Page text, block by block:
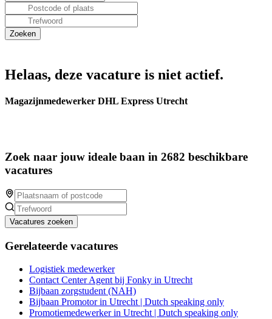
Helaas, deze vacature is niet actief.
Magazijnmedewerker DHL Express Utrecht
Zoek naar jouw ideale baan in 2682 beschikbare
vacatures
Vacatures zoeken
Gerelateerde vacatures
Logistiek medewerker
Contact Center Agent bij Fonky in Utrecht
Bijbaan zorgstudent (NAH)
Bijbaan Promotor in Utrecht | Dutch speaking only
Promotiemedewerker in Utrecht | Dutch speaking only